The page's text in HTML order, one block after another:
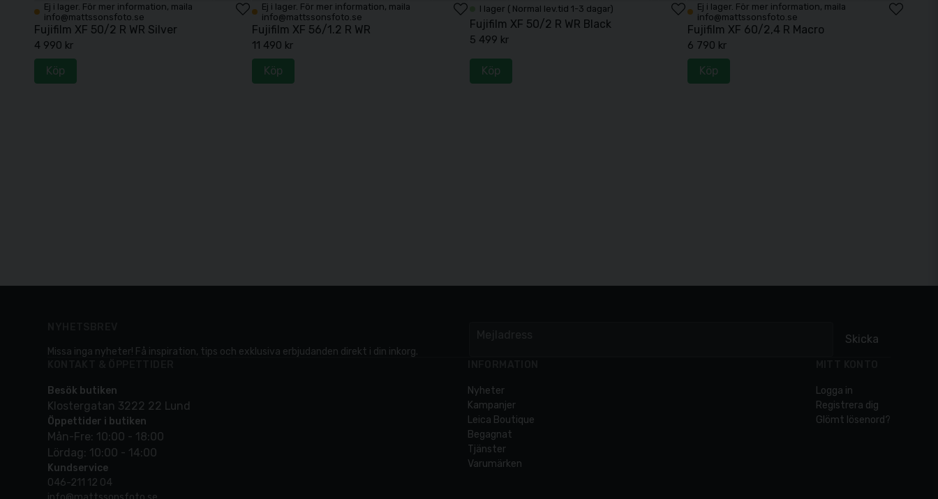
Ej i lager. För mer information, maila
info@mattssonsfoto.se
Fujifilm XF 50/2 R WR Silver
4 990 kr
Köp
Ej i lager. För mer information, maila
info@mattssonsfoto.se
Fujifilm XF 56/1.2 R WR
11 490 kr
Köp
I lager ( Normal lev.tid 1-3 dagar)
Fujifilm XF 50/2 R WR Black
5 499 kr
Köp
Ej i lager. För mer information, maila
info@mattssonsfoto.se
Fujifilm XF 60/2,4 R Macro
6 790 kr
Köp
Skicka
Missa inga nyheter! Få inspiration, tips och exklusiva erbjudanden direkt i din inkorg.
Besök butiken
Klostergatan 3222 22 Lund
Öppettider i butiken
Mån-Fre: 10:00 - 18:00
Lördag: 10:00 - 14:00
Kundservice
046-211 12 04
Nyheter
Kampanjer
Leica Boutique
Begagnat
Tjänster
Varumärken
Logga in
Registrera dig
Glömt lösenord?